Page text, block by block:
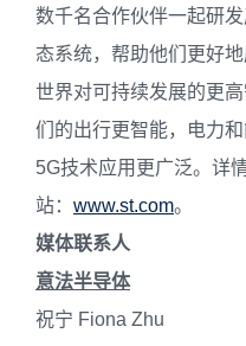
数千名合作伙伴一起研
态系统，帮助他们更好
世界对可持续发展的更
们的出行更智能，电力
5G技术应用更广泛。详
站： www.st.com。
媒体联系人
意法半导体
祝宁 Fiona Zhu